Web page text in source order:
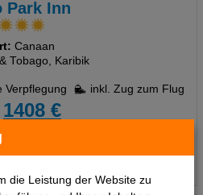
die Leistung der Website zu
Park Inn
Canaan
Tobago, Karibik
Verpflegung
inkl. Zug zum Flug
1408 €